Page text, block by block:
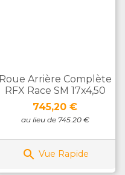
Roue Arrière Complète
RFX Race SM 17x4,50
Prix
745,20 €
au lieu de 745.20 €
 Vue Rapide